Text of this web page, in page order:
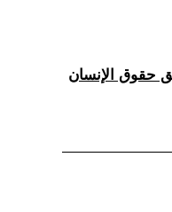
حقوق الإنسان